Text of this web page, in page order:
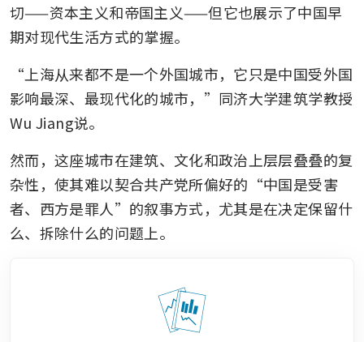
切——资本主义和帝国主义——但它也展示了中国早
期对现代生活方式的掌握。
“上海从来都不是一个外国城市，它只是中国受外国
影响最深、最现代化的城市，”同济大学建筑学教授
Wu Jiang说。
然而，这座城市在建筑、文化和政治上层层叠叠的复
杂性，使其难以契合共产党所偏好的“中国是受害
者、西方是罪人”的叙事方式，尤其是在决定保留什
么、拆除什么的问题上。